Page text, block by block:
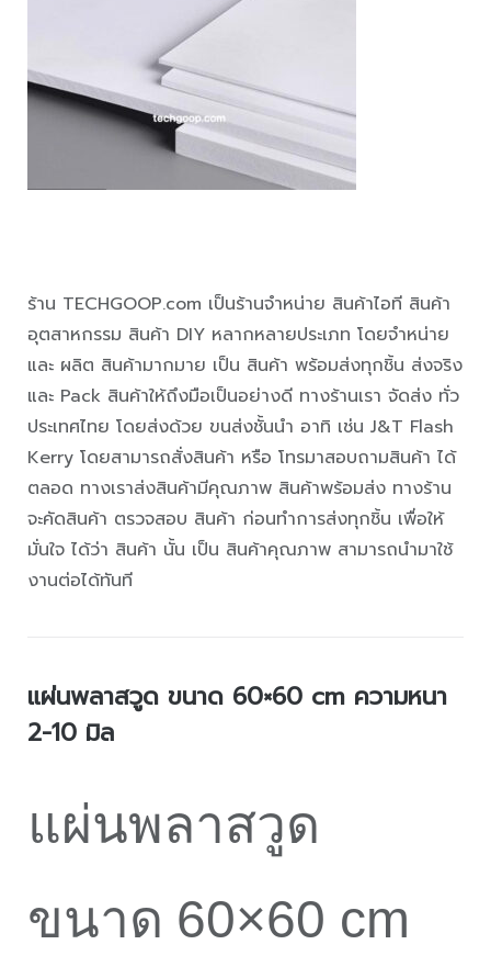
ร้าน TECHGOOP.com เป็นร้านจำหน่าย สินค้าไอที สินค้า
อุตสาหกรรม สินค้า DIY หลากหลายประเภท โดยจำหน่าย
และ ผลิต สินค้ามากมาย เป็น สินค้า พร้อมส่งทุกชิ้น ส่งจริง
และ Pack สินค้าให้ถึงมือเป็นอย่างดี ทางร้านเรา จัดส่ง ทั่ว
ประเทศไทย โดยส่งด้วย ขนส่งชั้นนำ อาทิ เช่น J&T Flash
Kerry โดยสามารถสั่งสินค้า หรือ โทรมาสอบถามสินค้า ได้
ตลอด ทางเราส่งสินค้ามีคุณภาพ สินค้าพร้อมส่ง ทางร้าน
จะคัดสินค้า ตรวจสอบ สินค้า ก่อนทำการส่งทุกชิ้น เพื่อให้
มั่นใจ ได้ว่า สินค้า นั้น เป็น สินค้าคุณภาพ สามารถนำมาใช้
งานต่อได้ทันที
แผ่นพลาสวูด ขนาด 60×60 cm ความหนา
2-10 มิล
แผ่นพลาสวูด
ขนาด 60×60 cm